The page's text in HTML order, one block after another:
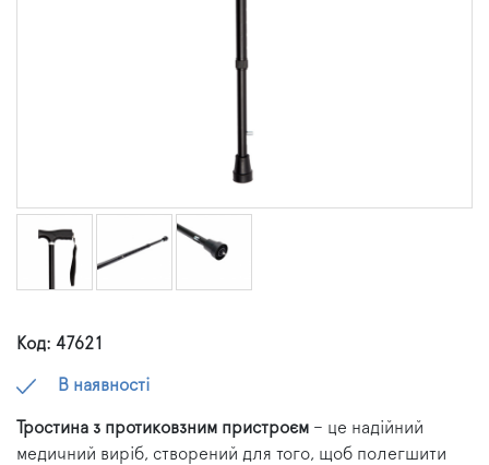
Код: 47621
В наявності
Тростина з протиковзним пристроєм – це надійний
медичний виріб, створений для того, щоб полегшити